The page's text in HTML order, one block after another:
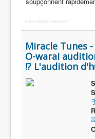
More Joomla Extensions
Miracle Tunes
O-warai
!? L'audition